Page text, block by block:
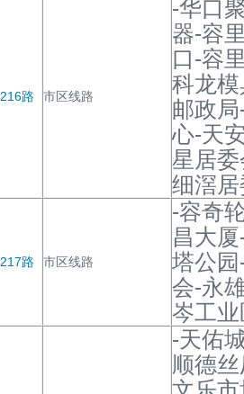
216路 市区线路
-华口
器-容
口-容
科龙
邮政
心-天
星居
细滘
217路 市区线路
-容奇
昌大
塔公
会-永
岑工
-天佑
顺德